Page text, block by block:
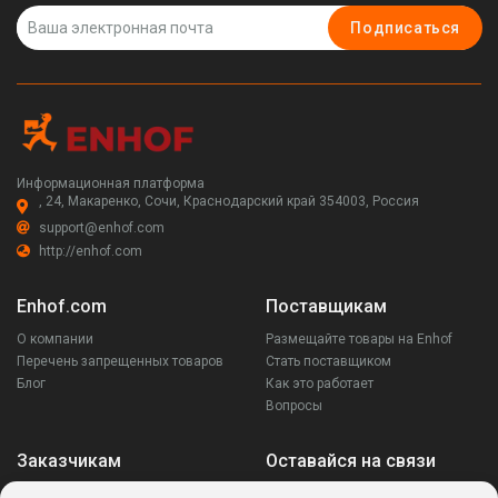
Подписаться
Информационная платформа
, 24, Макаренко, Сочи, Краснодарский край 354003, Россия
support@enhof.com
http://enhof.com
Enhof.com
О компании
Перечень запрещенных товаров
Блог
Поставщикам
Размещайте товары на Enhof
Стать поставщиком
Как это работает
Вопросы
Заказчикам Оставайся на связи